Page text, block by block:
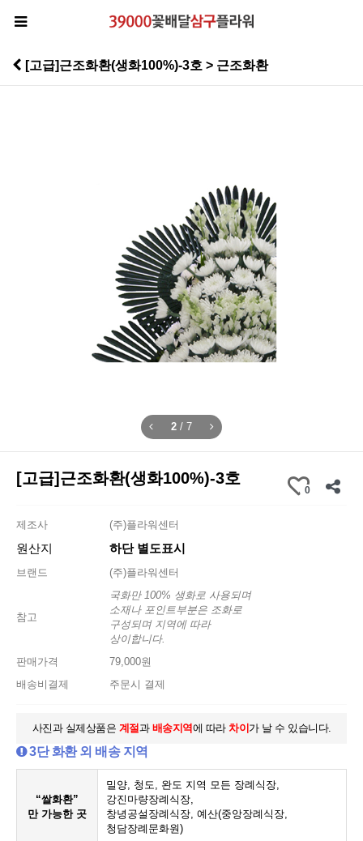
[고급]근조화환(생화100%)-3호 > 근조화환
2 / 7
[고급]근조화환(생화100%)-3호
0
제조사 (주)플라워센터
원산지 하단 별도표시
브랜드 (주)플라워센터
참고
국화만 100% 생화로 사용되며
소재나 포인트부분은 조화로
구성되며 지역에 따라
상이합니다.
판매가격
79,000원
배송비결제
주문시 결제
사진과 실제상품은 계절과 배송지역에 따라 차이 가 날 수 있습니다.
3단 화환 외 배송 지역
“쌀화환”
만 가능한 곳
밀양, 청도, 완도 지역 모든 장례식장,
강진마량장례식장,
창녕공설장례식장, 예산(중앙장례식장,
청담장례문화원)